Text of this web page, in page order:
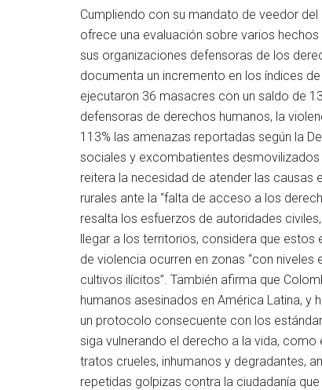
Cumpliendo con su mandato de veedor
ofrece una evaluación sobre varios
sus organizaciones defensoras de los
documenta un incremento en los índices
ejecutaron 36 masacres con un saldo de
defensoras de derechos humanos, la
113% las amenazas reportadas según la
sociales y excombatientes
reitera la necesidad de atender las causas
rurales ante la “falta de acceso a los
resalta los esfuerzos de autoridades
llegar a los territorios, considera que
de violencia ocurren en zonas “con
cultivos ilícitos”. También afirma que
humanos asesinados en América Latina, y
un protocolo consecuente con los
siga vulnerando el derecho a la vida, como
tratos crueles, inhumanos y degradantes,
repetidas golpizas contra la ciudadanía